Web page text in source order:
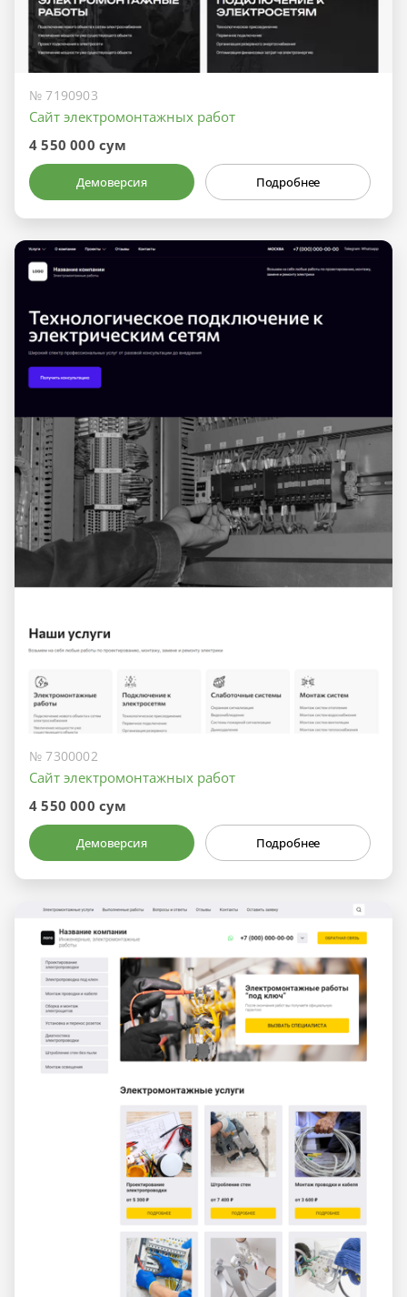
№ 7190903
Сайт электромонтажных работ
4 550 000 сум
Демоверсия Подробнее
№ 7300002
Сайт электромонтажных работ
4 550 000 сум
Демоверсия Подробнее